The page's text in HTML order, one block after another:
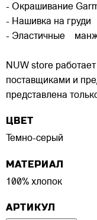
- Окрашивание
- Нашивка на груди
- Эластичные
NUW store
поставщиками и
представлена
ЦВЕТ
Темно-серый
МАТЕРИАЛ
100% хлопок
АРТИКУЛ